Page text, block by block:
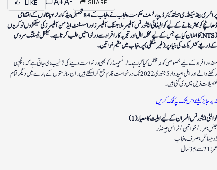
LIKE A+A- SHARE
پرائمری اینڈ سیکنڈری ہیلتھ کیئر ڈیپارٹمنٹ حکومت پنجاب نے پنجاب کے 84 تحصیل ہیڈ کوارٹر ہسپتالوں کے انتظامی
ڈھانچے کو بہتر بنانے کے لیے کوالیفائی ایشورنس آفیسر، لاجسٹک آفیسرز اور اسسٹنٹ ایڈمن آفیسرز کی سینکڑوں نوکریوں
کا اعلان کیا ہے جس کے لیے محکمہ اہل اور تجربہ کار افراد سے درخواستیں طلب کرتا ہے۔ نیشنل ٹیسٹنگ سروس (NTS)
کے ذریعے کنٹریکٹ کی بنیاد پر (غیر منتقلی) پر پنجاب میں مقیم خواتین۔
معذور افراد کے لیے خصوصی کوٹہ مختص کیا گیا ہے۔ ٹرانسجینڈر کو بھی درخواست دینے کی ترغیب دی جاتی ہے کہ دلچسپی
رکھنے والے اور اہل امیدوار 5 جنوری 2022 تک درخواست فارم جمع کرا سکتے ہیں۔ ان ملازمتوں کے بارے میں دیگر تمام
تفصیلات ذیل میں دی گئی ہیں۔
مذید جابز کیلئے اس لنک پہ کلک کریں
(1) کوالٹی ایشورنس افسران کے لیے اہلیت کا معیار
جنس: مرد/خواتین/ ٹرانس جینڈر
ڈومیسائل: صرف پنجاب
عمر: 21 سے 35 سال